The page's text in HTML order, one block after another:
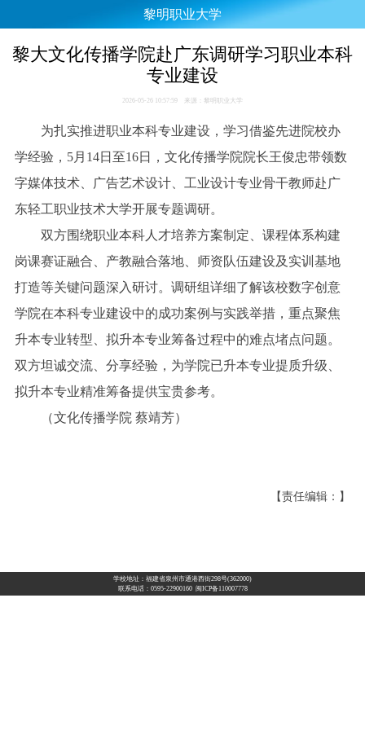
黎明职业大学
黎大文化传播学院赴广东调研学习职业本科
专业建设
2026-05-26 10:57:59 来源：黎明职业大学
为扎实推进职业本科专业建设，学习借鉴先进院校办
学经验，5月14日至16日，文化传播学院院长王俊忠带领数
字媒体技术、广告艺术设计、工业设计专业骨干教师赴广
东轻工职业技术大学开展专题调研。
双方围绕职业本科人才培养方案制定、课程体系构建
岗课赛证融合、产教融合落地、师资队伍建设及实训基地
打造等关键问题深入研讨。调研组详细了解该校数字创意
学院在本科专业建设中的成功案例与实践举措，重点聚焦
升本专业转型、拟升本专业筹备过程中的难点堵点问题。
双方坦诚交流、分享经验，为学院已升本专业提质升级、
拟升本专业精准筹备提供宝贵参考。
（文化传播学院 蔡靖芳）
【责任编辑：】
学校地址：福建省泉州市通港西街298号(362000)
联系电话：0595-22900160 闽ICP备110007778